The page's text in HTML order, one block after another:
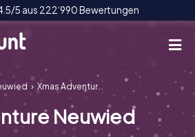
5 aus 222‘990 Bewertungen
Xmas Adventure Neuwied
Neuwied